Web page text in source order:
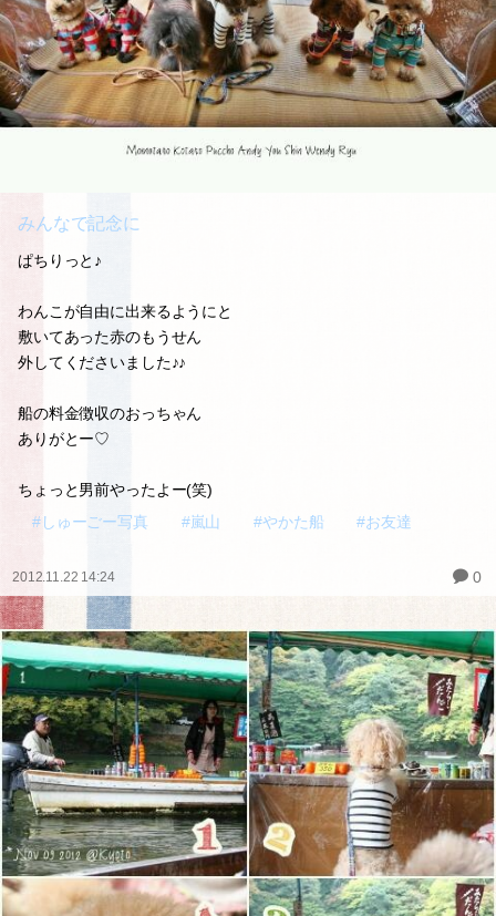
みんなで記念に
ぱちりっと♪
わんこが自由に出来るようにと
敷いてあった赤のもうせん
外してくださいました♪♪
船の料金徴収のおっちゃん
ありがとー♡
ちょっと男前やったよー(笑)
#しゅーごー写真
#嵐山 #やかた船 #お友達
2012.11.22 14:24 0